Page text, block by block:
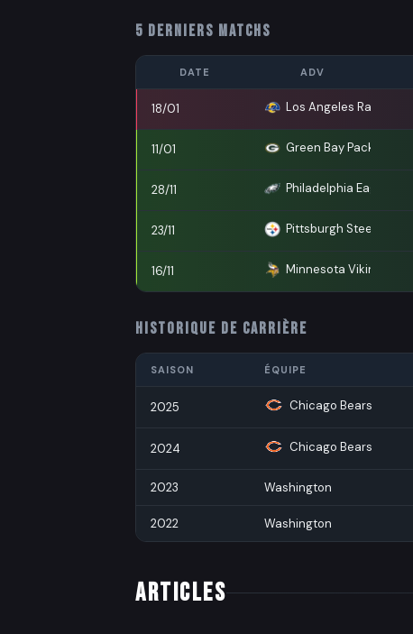
5 DERNIERS MATCHS
DATE ADV
18/01 Los Angeles Rams
11/01 Green Bay Packers
28/11 Philadelphia Eagles
23/11 Pittsburgh Steelers
16/11 Minnesota Vikings
HISTORIQUE DE CARRIÈRE
SAISON ÉQUIPE
2025 Chicago Bears
2024 Chicago Bears
2023 Washington
2022 Washington
ARTICLES